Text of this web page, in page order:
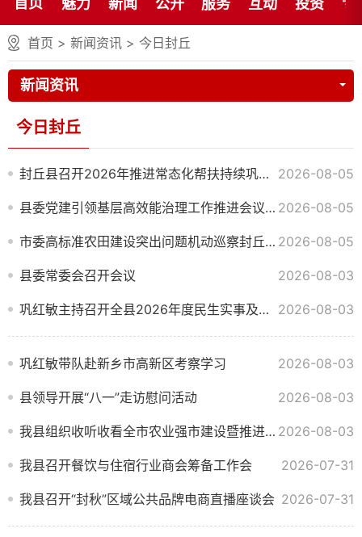
魅力 新闻 公开 服务 互动 投资 专
首页 > 新闻资讯 > 今日封丘
新闻资讯
今日封丘
封丘县召开2026年推进常态化帮扶持续巩固拓展脱贫攻坚成果工作会议 2026-08-05
县委党建引领基层高效能治理工作推进会议召开 2026-08-05
市委高标准农田建设突出问题机动巡察封丘县情况反馈会议召开 2026-08-05
县委常委会召开会议 2026-08-03
巩红敏主持召开全县2026年度民生实事及项目建设工作推进会 2026-08-03
巩红敏带队赴新乡市高新区考察学习 2026-08-03
县领导开展“八一”走访慰问活动 2026-08-03
我县组织收听收看全市农业强市建设暨推进常态化帮扶持续巩固拓展脱贫攻坚成果工作会议 2026-08-03
我县召开餐饮与住宿行业商会筹备工作会 2026-07-31
我县召开“封秋”区域公共品牌电商直播座谈会 2026-07-31